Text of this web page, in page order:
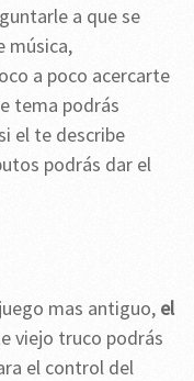
a que se
música,
a poco acercarte
tema podrás
el te describe
podrás dar el
mas antiguo, el
viejo truco podrás
el control del